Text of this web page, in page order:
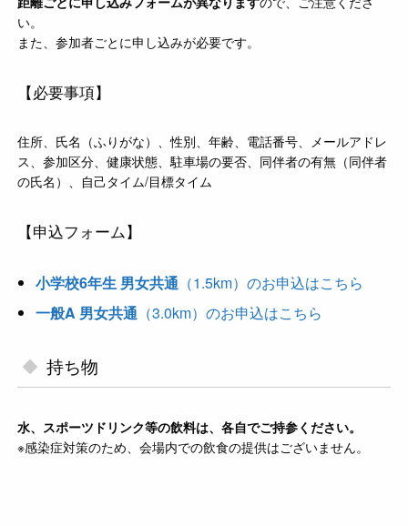
い。
また、参加者ごとに申し込みが必要です。
【必要事項】
住所、氏名（ふりがな）、性別、年齢、電話番号、メールアドレ
ス、参加区分、健康状態、駐車場の要否、同伴者の有無（同伴者
の氏名）、自己タイム/目標タイム
【申込フォーム】
小学校6年生 男女共通 （1.5km）のお申込はこちら
一般A 男女共通 （3.0km）のお申込はこちら
持ち物
水、スポーツドリンク等の飲料は、各自でご持参ください。
※感染症対策のため、会場内での飲食の提供はございません。